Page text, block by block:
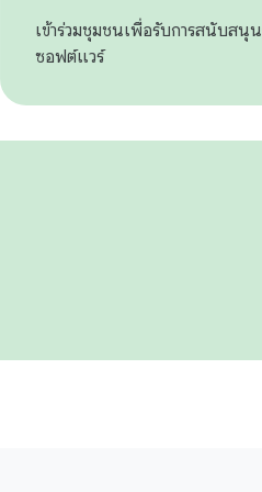
เข้าร่วมชุมชนเพื่อรับการสนับสนุ
ซอฟต์แวร์